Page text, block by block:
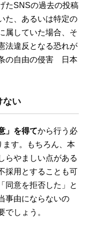
たSNSの過去の投稿
た、あるいは特定の
属していた場合、そ
法違反となる恐れが
の自由の侵害 日本
ない
」を得てから行う必
す。もちろん、本
らやましい点がある
採用とすることも可
同意を拒否した」と
事由にならないの
でしょう。